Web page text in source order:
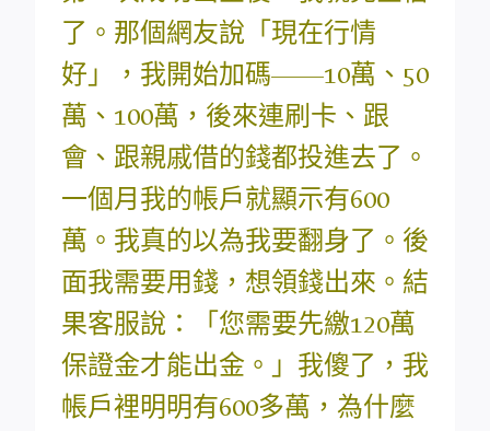
了。那個網友說「現在行情
好」，我開始加碼——10萬、50
萬、100萬，後來連刷卡、跟
會、跟親戚借的錢都投進去了。
一個月我的帳戶就顯示有600
萬。我真的以為我要翻身了。後
面我需要用錢，想領錢出來。結
果客服說：「您需要先繳120萬
保證金才能出金。」我傻了，我
帳戶裡明明有600多萬，為什麼